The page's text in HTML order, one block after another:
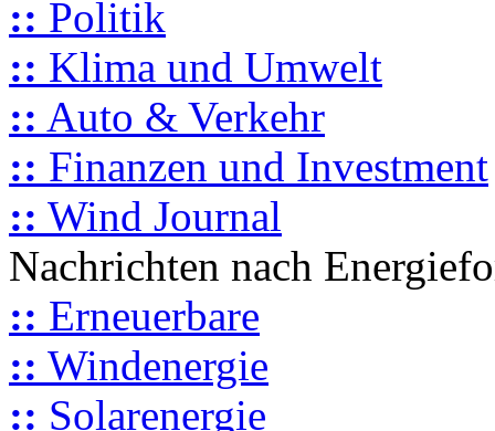
:: Politik
:: Klima und Umwelt
:: Auto & Verkehr
:: Finanzen und Investment
:: Wind Journal
Nachrichten nach
:: Erneuerbare
:: Windenergie
:: Solarenergie